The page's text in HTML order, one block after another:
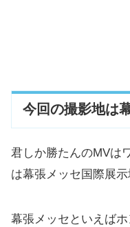
今回の撮影地は
君しか勝たんのMVは
は幕張メッセ国際展示
幕張メッセといえば